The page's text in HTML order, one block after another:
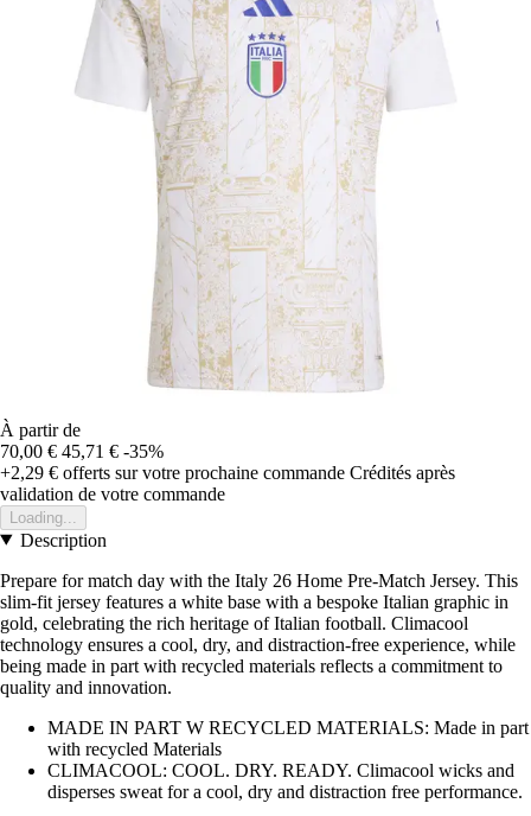
À partir de
70,00 € 45,71 € -35%
+2,29 € offerts sur votre prochaine commande Crédités après
validation de votre commande
Loading...
Description
Prepare for match day with the Italy 26 Home Pre-Match Jersey. This
slim-fit jersey features a white base with a bespoke Italian graphic in
gold, celebrating the rich heritage of Italian football. Climacool
technology ensures a cool, dry, and distraction-free experience, while
being made in part with recycled materials reflects a commitment to
quality and innovation.
MADE IN PART W RECYCLED MATERIALS: Made in part
with recycled Materials
CLIMACOOL: COOL. DRY. READY. Climacool wicks and
disperses sweat for a cool, dry and distraction free performance.